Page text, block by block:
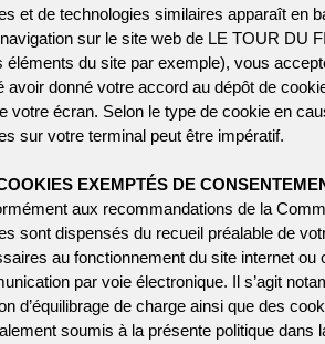
et de technologies similaires apparaît en
sur le site web de LE TOUR DU
éléments du site par exemple), vous
avoir donné votre accord au dépôt de
votre écran. Selon le type de cookie en
sur votre terminal peut être impératif.
EXEMPTÉS DE
aux recommandations de la
sont dispensés du recueil préalable de
au fonctionnement du site internet
par voie électronique. Il s’agit
d’équilibrage de charge ainsi que des
soumis à la présente politique